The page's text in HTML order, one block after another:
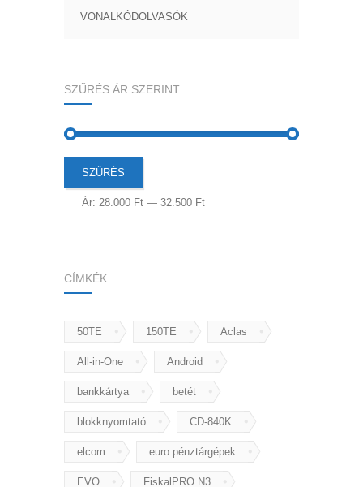
VONALKÓDOLVASÓK
SZŰRÉS ÁR SZERINT
Min
ár
Max
ár
SZŰRÉS
Ár: 28.000 Ft — 32.500 Ft
CÍMKÉK
50TE 150TE Aclas
All-in-One Android
bankkártya betét
blokknyomtató CD-840K
elcom euro pénztárgépek
EVO FiskalPRO N3